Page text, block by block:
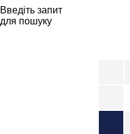
Введіть запит
для пошуку